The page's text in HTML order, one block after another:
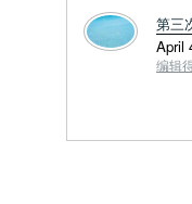
第三
April
编辑